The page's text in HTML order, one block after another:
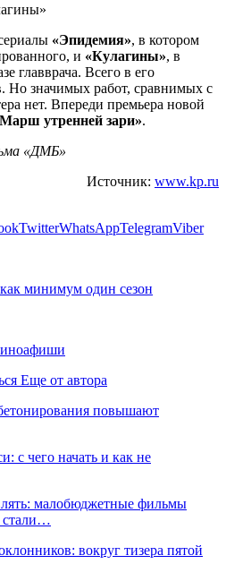
«Эпидемия», в котором
и «Кулагины», в
главврача. Всего в его
Но значимых работ, сравнимых с
нет. Впереди премьера новой
утренней зари».
«ДМБ»
Источник: www.kp.ru
TwitterWhatsAppTelegramViber
минимум один сезон
Еще от автора
повышают
с чего начать и как не
малобюджетные фильмы
стали…
вокруг тизера пятой